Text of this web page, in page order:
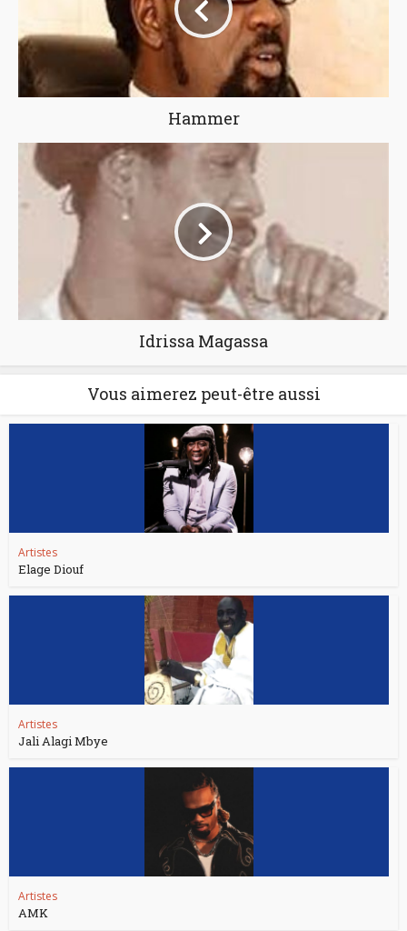
Hammer
Idrissa Magassa
Vous aimerez peut-être aussi
Artistes
Elage Diouf
Artistes
Jali Alagi Mbye
Artistes
AMK